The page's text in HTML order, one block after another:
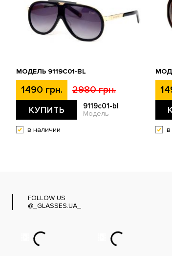
МОДЕЛЬ 9119С01-BL
1490 грн. 2980 грн.
КУПИТЬ 9119с01-bl
Модель
в наличии
в
FOLLOW US
@_GLASSES.UA_